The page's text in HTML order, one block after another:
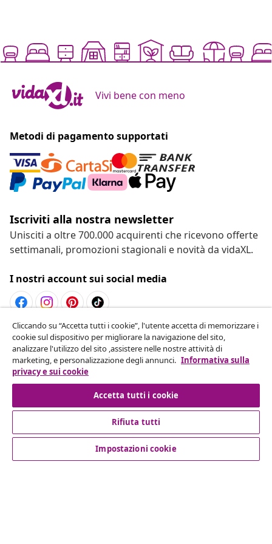
Vivi bene con meno
Metodi di pagamento supportati
Iscriviti alla nostra newsletter
Unisciti a oltre 700.000 acquirenti che ricevono offerte
settimanali, promozioni stagionali e novità da vidaXL.
I nostri account sui social media
Recesso dal contratto
Invia una richiesta di recesso per il tuo ordine.
Recesso dal contratto
Servizio clienti
Cliccando su “Accetta tutti i cookie”, l'utente accetta di memorizzare i
cookie sul dispositivo per migliorare la navigazione del sito,
analizzare l'utilizzo del sito ,assistere nelle nostre attività di
marketing, e personalizzazione degli annunci. Informativa sulla
privacy e sui cookie
Accetta tutti i cookie
Rifiuta tutti
Impostazioni cookie